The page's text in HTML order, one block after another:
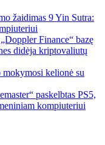
žaidimas 9 Yin Sutra:
Finance“ bazę
didėja kriptovaliutų
mokymosi kelionė su
paskelbtas PS5,
kompiuteriui